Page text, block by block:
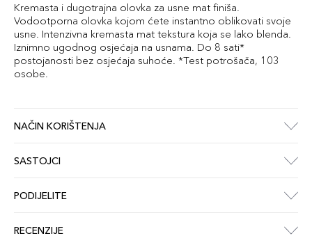
Kremasta i dugotrajna olovka za usne mat finiša.
Vodootporna olovka kojom ćete instantno oblikovati svoje
usne. Intenzivna kremasta mat tekstura koja se lako blenda.
Iznimno ugodnog osjećaja na usnama. Do 8 sati*
postojanosti bez osjećaja suhoće. *Test potrošača, 103
osobe.
NAČIN KORIŠTENJA
SASTOJCI
PODIJELITE
RECENZIJE